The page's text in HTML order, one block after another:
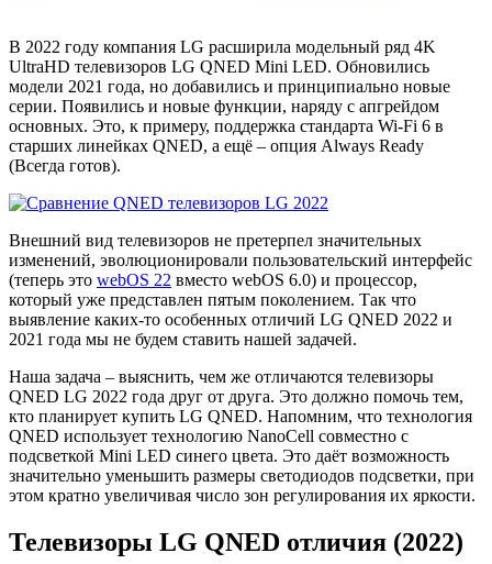
В 2022 году компания LG расширила модельный ряд 4K
UltraHD телевизоров LG QNED Mini LED. Обновились
модели 2021 года, но добавились и принципиально новые
серии. Появились и новые функции, наряду с апгрейдом
основных. Это, к примеру, поддержка стандарта Wi-Fi 6 в
старших линейках QNED, а ещё – опция Always Ready
(Всегда готов).
Внешний вид телевизоров не претерпел значительных
изменений, эволюционировали пользовательский интерфейс
(теперь это webOS 22 вместо webOS 6.0) и процессор,
который уже представлен пятым поколением. Так что
выявление каких-то особенных отличий LG QNED 2022 и
2021 года мы не будем ставить нашей задачей.
Наша задача – выяснить, чем же отличаются телевизоры
QNED LG 2022 года друг от друга. Это должно помочь тем,
кто планирует купить LG QNED. Напомним, что технология
QNED использует технологию NanoCell совместно с
подсветкой Mini LED синего цвета. Это даёт возможность
значительно уменьшить размеры светодиодов подсветки, при
этом кратно увеличивая число зон регулирования их яркости.
Телевизоры LG QNED отличия (2022)